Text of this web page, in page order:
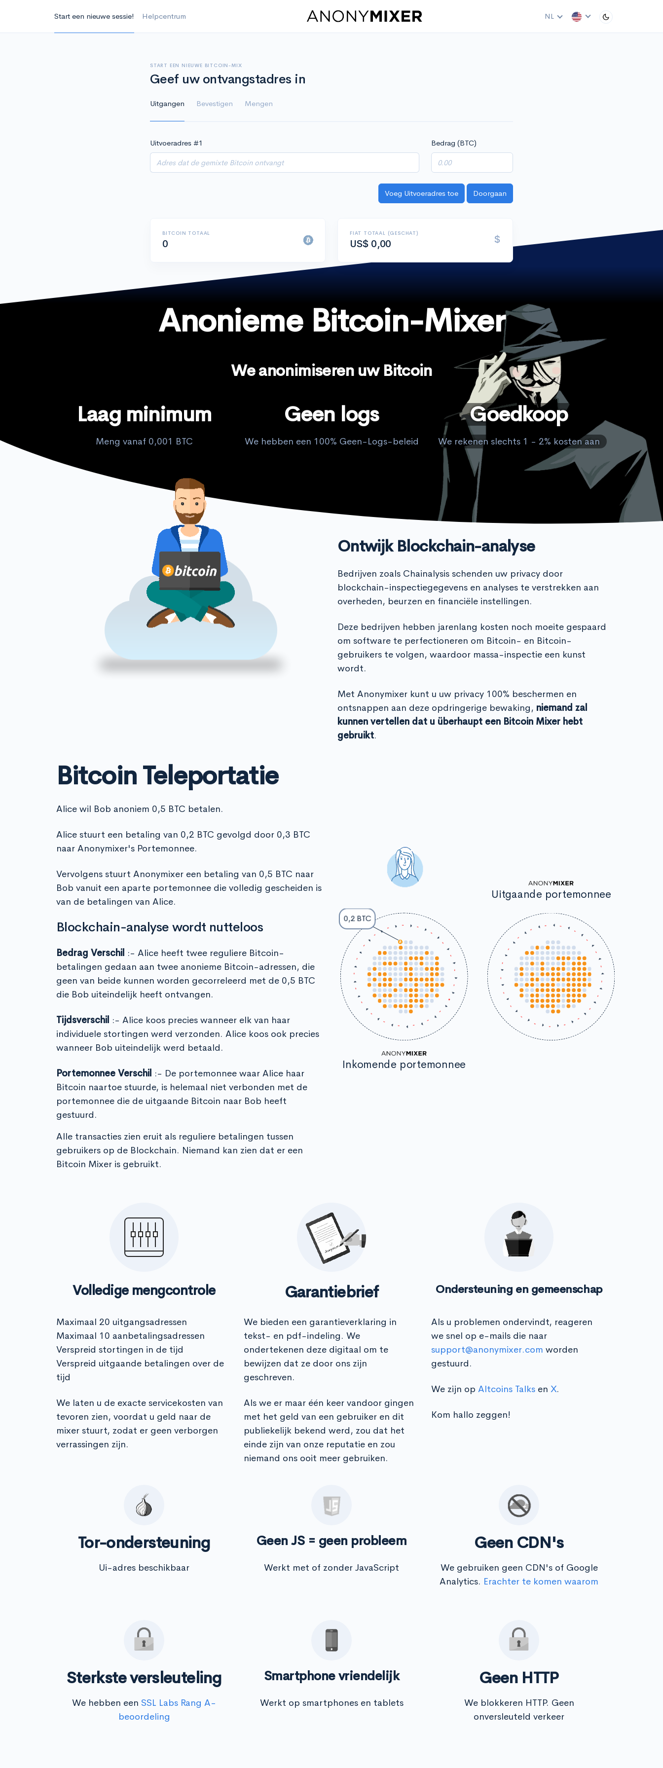
NL
Start een nieuwe sessie! Helpcentrum
START EEN NIEUWE BITCOIN-MIX
Geef uw ontvangstadres in
Uitgangen Bevestigen Mengen
Uitvoeradres #1 Bedrag (BTC)
BITCOIN TOTAAL
0
FIAT TOTAAL (GESCHAT)
US$ 0,00 $
Anonieme Bitcoin-Mixer
We anonimiseren uw Bitcoin
Laag minimum
Meng vanaf 0,001 BTC
Geen logs
We hebben een 100% Geen-Logs-beleid
Goedkoop
We rekenen slechts 1 - 2% kosten aan
Ontwijk Blockchain-analyse
Bedrijven zoals Chainalysis schenden uw privacy door
blockchain-inspectiegegevens en analyses te verstrekken aan
overheden, beurzen en financiële instellingen.
Deze bedrijven hebben jarenlang kosten noch moeite gespaard
om software te perfectioneren om Bitcoin- en Bitcoin-
gebruikers te volgen, waardoor massa-inspectie een kunst
wordt.
Met Anonymixer kunt u uw privacy 100% beschermen en
ontsnappen aan deze opdringerige bewaking, niemand zal
kunnen vertellen dat u überhaupt een Bitcoin Mixer hebt
gebruikt.
Bitcoin Teleportatie
Alice wil Bob anoniem 0,5 BTC betalen.
Alice stuurt een betaling van 0,2 BTC gevolgd door 0,3 BTC
naar Anonymixer's Portemonnee.
Vervolgens stuurt Anonymixer een betaling van 0,5 BTC naar
Bob vanuit een aparte portemonnee die volledig gescheiden is
van de betalingen van Alice.
Blockchain-analyse wordt nutteloos
Bedrag Verschil :- Alice heeft twee reguliere Bitcoin-
betalingen gedaan aan twee anonieme Bitcoin-adressen, die
geen van beide kunnen worden gecorreleerd met de 0,5 BTC
die Bob uiteindelijk heeft ontvangen.
Tijdsverschil :- Alice koos precies wanneer elk van haar
individuele stortingen werd verzonden. Alice koos ook precies
wanneer Bob uiteindelijk werd betaald.
Portemonnee Verschil :- De portemonnee waar Alice haar
Bitcoin naartoe stuurde, is helemaal niet verbonden met de
portemonnee die de uitgaande Bitcoin naar Bob heeft
gestuurd.
Alle transacties zien eruit als reguliere betalingen tussen
gebruikers op de Blockchain. Niemand kan zien dat er een
Bitcoin Mixer is gebruikt.
Inkomende portemonnee
0,2 BTC
Uitgaande portemonnee
Volledige mengcontrole
Maximaal 20 uitgangsadressen
Maximaal 10 aanbetalingsadressen
Verspreid stortingen in de tijd
Verspreid uitgaande betalingen over de
tijd
We laten u de exacte servicekosten van
tevoren zien, voordat u geld naar de
mixer stuurt, zodat er geen verborgen
verrassingen zijn.
Garantiebrief
We bieden een garantieverklaring in
tekst- en pdf-indeling. We
ondertekenen deze digitaal om te
bewijzen dat ze door ons zijn
geschreven.
Als we er maar één keer vandoor gingen
met het geld van een gebruiker en dit
publiekelijk bekend werd, zou dat het
einde zijn van onze reputatie en zou
niemand ons ooit meer gebruiken.
Ondersteuning en gemeenschap
Als u problemen ondervindt, reageren
we snel op e-mails die naar
support@anonymixer.com worden
gestuurd.
We zijn op Altcoins Talks en X.
Kom hallo zeggen!
Tor-ondersteuning
Ui-adres beschikbaar
Geen JS = geen probleem
Werkt met of zonder JavaScript
Geen CDN's
We gebruiken geen CDN's of Google
Analytics. Erachter te komen waarom
Sterkste versleuteling
We hebben een SSL Labs Rang A-
beoordeling
Smartphone vriendelijk
Werkt op smartphones en tablets
Geen HTTP
We blokkeren HTTP. Geen
onversleuteld verkeer